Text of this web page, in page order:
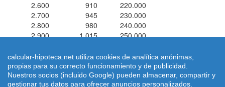
2.600
910
220.000
2.700
945
230.000
2.800
980
240.000
2.900
1.015
250.000
Simuladores de hipotecas ® 2026 calcular-hipoteca.net Home
Calcular letra de hipoteca|Revisar hipoteca|Condiciones de uso
calcular-hipoteca.net utiliza cookies de analítica anónimas,
propias para su correcto funcionamiento y de publicidad.
Nuestros socios (incluido Google) pueden almacenar, compartir y
gestionar tus datos para ofrecer anuncios personalizados.